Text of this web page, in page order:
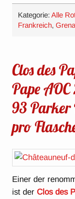
Kategorie:Alle
Frankreich,
Clos des
Pape
93 Parker
pro
Einer der
ist derClos des